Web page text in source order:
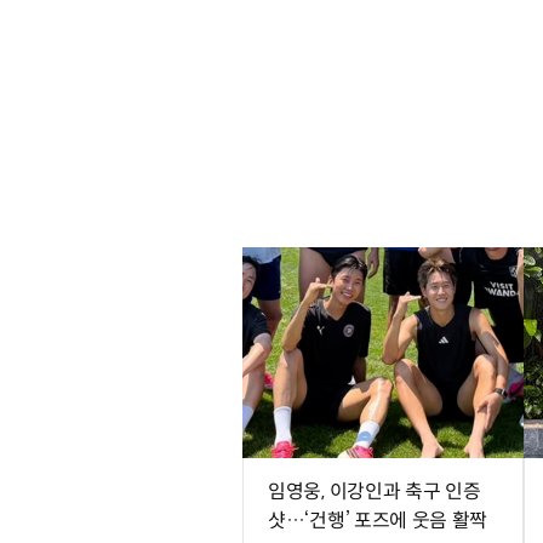
임영웅, 이강인과 축구 인증
샷…‘건행’ 포즈에 웃음 활짝